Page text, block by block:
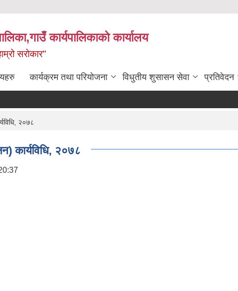
कार्यपालिकाको कार्यालय
सरोकार"
कार्यक्रम तथा परियोजना विधुतीय शुसासन सेवा प्रतिवेदन
२०७८
कार्यविधि, २०७८